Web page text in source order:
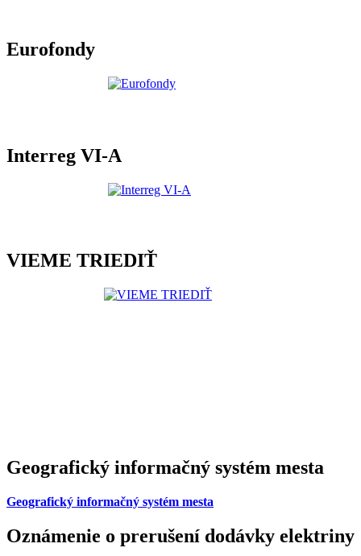
Eurofondy
Interreg VI-A
VIEME TRIEDIŤ
Geografický informačný systém mesta
Geografický informačný systém mesta
Oznámenie o prerušení dodávky elektriny